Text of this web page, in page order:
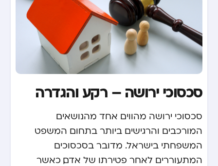
סכסוכי ירושה – רקע והגדרה
סכסוכי ירושה מהווים אחד מהנושאים
המורכבים והרגישים ביותר בתחום המשפט
המשפחתי בישראל. מדובר בסכסוכים
המתעוררים לאחר פטירתו של אדם, כאשר